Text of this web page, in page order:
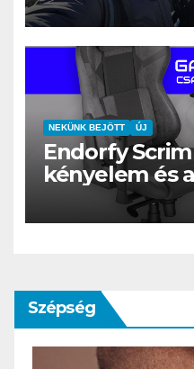
NEKÜNK BEJÖTT ÚJ
Endorfy
kényelem és
találkozik a
Szépség